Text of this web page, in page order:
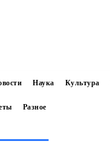
Наука Культура
Разное